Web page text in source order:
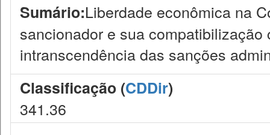
Sumário:Liberdade econômica na
sancionador e sua
intranscendência das sanções
Classificação (CDDir)
341.36